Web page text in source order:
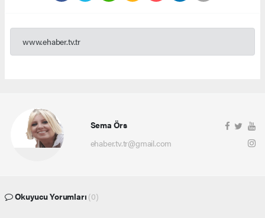
www.ehaber.tv.tr
Sema Örs
ehaber.tv.tr@gmail.com
Okuyucu Yorumları (0)